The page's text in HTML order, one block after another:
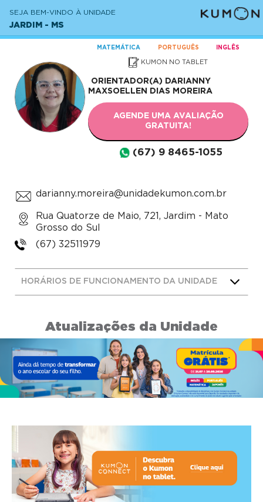
SEJA BEM-VINDO À UNIDADE
JARDIM - MS
MATEMÁTICA PORTUGUÊS INGLÊS
KUMON NO TABLET
ORIENTADOR(A) DARIANNY
MAXSOELLEN DIAS MOREIRA
AGENDE UMA AVALIAÇÃO
GRATUITA!
(67) 9 8465-1055
darianny.moreira@unidadekumon.com.br
Rua Quatorze de Maio, 721, Jardim - Mato
Grosso do Sul
(67) 32511979
HORÁRIOS DE FUNCIONAMENTO DA UNIDADE
Atualizações da Unidade